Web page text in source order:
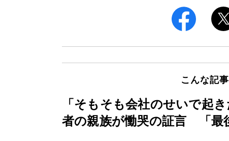
こんな記
「そもそも会社のせいで起
者の親族が慟哭の証言 「最